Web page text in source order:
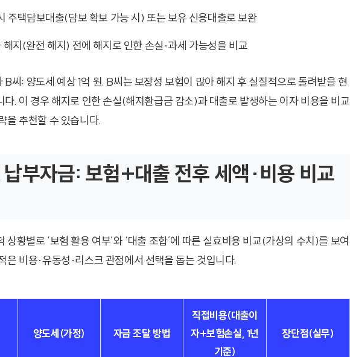
주택담보대출(담보 확보 가능 시) 또는 보유 신용대출로 보완
해지(완전 해지) 전에 해지로 인한 손실·과세 가능성을 비교
B씨: 양도세 예상 1억 원. B씨는 보장성 보험이 많아 해지 후 실질적으로 돌려받을 현
다. 이 경우 해지로 인한 손실(해지환급금 감소)과 대출로 발생하는 이자 비용을 비교
을 추천할 수 있습니다.
부자금: 보험+대출 전후 세액·비용 비교
상황별로 ‘보험 활용 여부’와 ‘대출 조합’에 따른 실효비용 비교(가상의 수치)를 보여
은 비용·유동성·리스크 관점에서 선택을 돕는 것입니다.
양도세(가정) 자금 조달 방법
직접비용(대출이
자+보험손실, 1년
기준)
장단점(실무)